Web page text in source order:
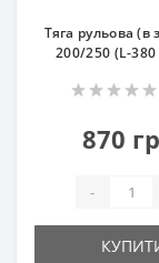
Тяга рульова (в
200/250 (L-380
870
-